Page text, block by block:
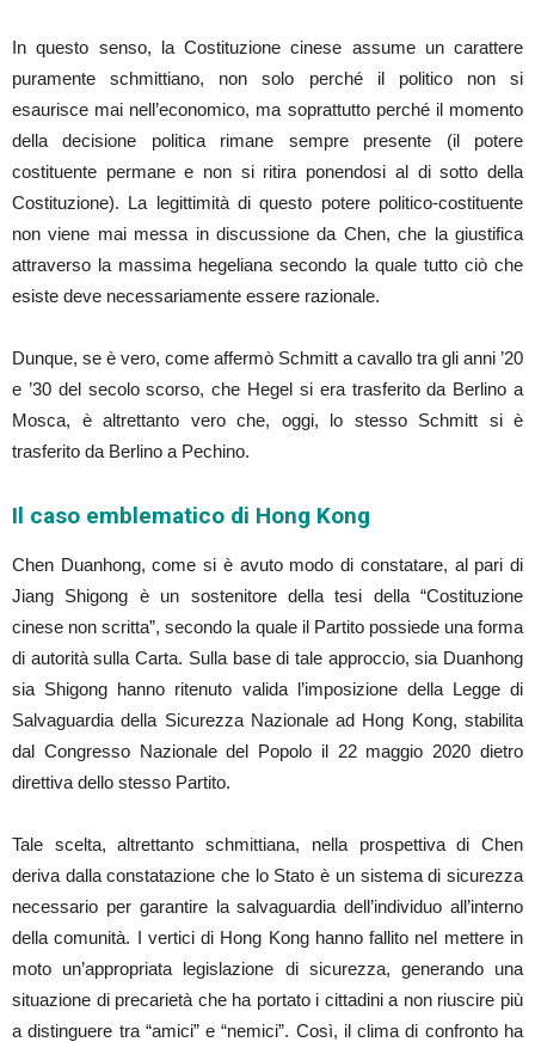
In questo senso, la Costituzione cinese assume un carattere
puramente schmittiano, non solo perché il politico non si
esaurisce mai nell’economico, ma soprattutto perché il momento
della decisione politica rimane sempre presente (il potere
costituente permane e non si ritira ponendosi al di sotto della
Costituzione). La legittimità di questo potere politico-costituente
non viene mai messa in discussione da Chen, che la giustifica
attraverso la massima hegeliana secondo la quale tutto ciò che
esiste deve necessariamente essere razionale.
Dunque, se è vero, come affermò Schmitt a cavallo tra gli anni ’20
e ’30 del secolo scorso, che Hegel si era trasferito da Berlino a
Mosca, è altrettanto vero che, oggi, lo stesso Schmitt si è
trasferito da Berlino a Pechino.
Il caso emblematico di Hong Kong
Chen Duanhong, come si è avuto modo di constatare, al pari di
Jiang Shigong è un sostenitore della tesi della “Costituzione
cinese non scritta”, secondo la quale il Partito possiede una forma
di autorità sulla Carta. Sulla base di tale approccio, sia Duanhong
sia Shigong hanno ritenuto valida l’imposizione della Legge di
Salvaguardia della Sicurezza Nazionale ad Hong Kong, stabilita
dal Congresso Nazionale del Popolo il 22 maggio 2020 dietro
direttiva dello stesso Partito.
Tale scelta, altrettanto schmittiana, nella prospettiva di Chen
deriva dalla constatazione che lo Stato è un sistema di sicurezza
necessario per garantire la salvaguardia dell’individuo all’interno
della comunità. I vertici di Hong Kong hanno fallito nel mettere in
moto un’appropriata legislazione di sicurezza, generando una
situazione di precarietà che ha portato i cittadini a non riuscire più
a distinguere tra “amici” e “nemici”. Così, il clima di confronto ha